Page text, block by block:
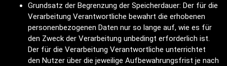
Grundsatz der Begrenzung der Speicherdauer: Der für die
Verarbeitung Verantwortliche bewahrt die erhobenen
personenbezogenen Daten nur so lange auf, wie es für
den Zweck der Verarbeitung unbedingt erforderlich ist.
Der für die Verarbeitung Verantwortliche unterrichtet
den Nutzer über die jeweilige Aufbewahrungsfrist je nach